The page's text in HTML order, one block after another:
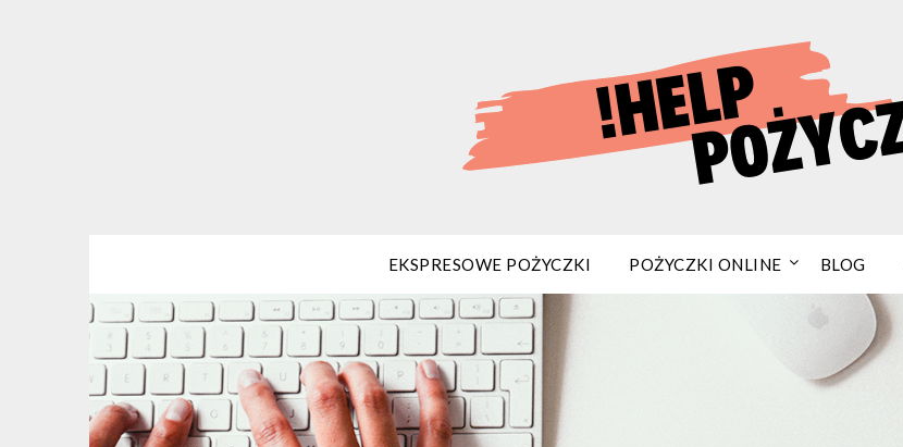
EKSPRESOWE POŻYCZKI POŻYCZKI ONLINE BLOG